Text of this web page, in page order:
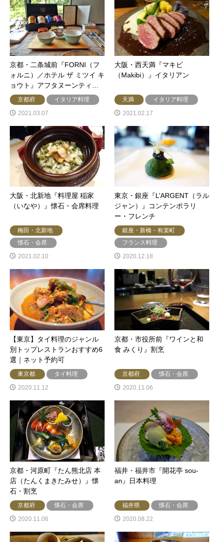
京都・二条城前『FORNI（フ
ォルニ）／ホテル ザ ミツイ キ
ョウト』アフタヌーンティ…
京都府
イタリア料理
2021.03.07
大阪・西天満『マキビ
（Makibi）』イタリアン
天満
イタリア料理
2021.02.17
大阪・北新地『料理屋 稲家
（いなや）』懐石・会席料理
梅田・北新地
懐石・会席
2021.02.10
東京・銀座『L’ARGENT（ラル
ジャン）』コンテンポラリ
ー・フレンチ
銀座・新橋・有楽町
フランス料理
2020.12.18
【東京】タイ料理のジャンル
別トップレストランおすすめ6
選｜ネット予約可
東京都
タイ料理
2020.11.12
京都・市役所前『ワインと和
食 みくり』割烹
京都府
懐石・会席
2020.11.06
京都・河原町『たん熊北店 本
店（たんくまきたみせ）』懐
石・割烹
京都府
懐石・会席
2020.11.06
福井・福井市『開花亭 sou-
an』日本料理
福井県
懐石・会席
2020.08.22